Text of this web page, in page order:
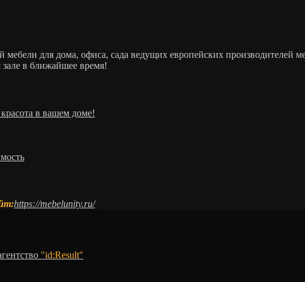
мебели для дома, офиса, сада ведущих европейских
в ближайшее время!
в вашем доме!
https://mebelunity.ru/
"id:Result"